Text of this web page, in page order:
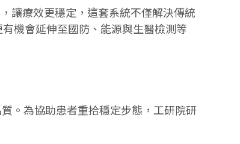
讓療效更穩定，這套系統不僅解決傳統
機會延伸至國防、能源與生醫檢測等
。為協助患者重拾穩定步態，工研院研